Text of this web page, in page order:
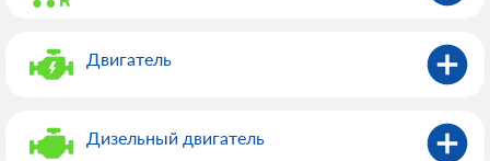
Двигатель
Дизельный двигатель